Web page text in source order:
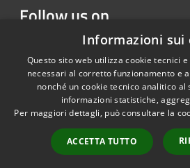
Follow us on
FacebookYoutubeInstagram
RSS
Accessibility
Informazioni sui
Questo sito web utilizza cookie tecnici
necessari al corretto funzionamento e
nonché un cookie tecnico analitico
informazioni statistiche,
Per maggiori dettagli, può consultare la
ACCETTA TUTTO